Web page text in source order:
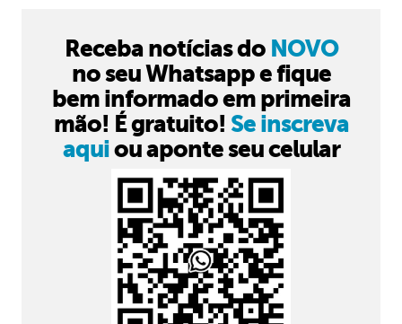
Receba notícias do NOVO
no seu Whatsapp e fique
bem informado em primeira
mão! É gratuito! Se inscreva
aquiou aponte seu celular